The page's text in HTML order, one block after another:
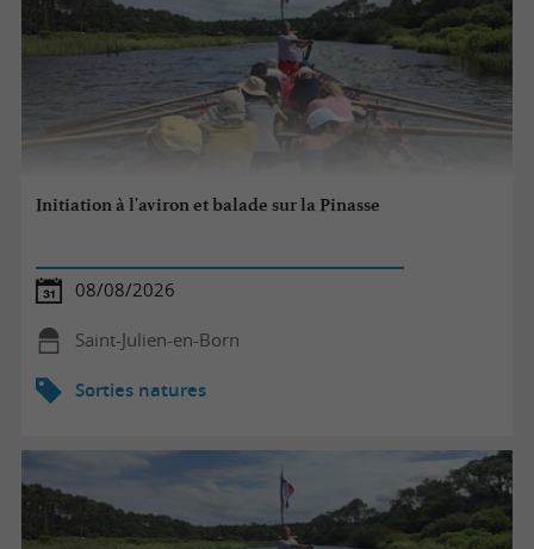
Initiation à l'aviron et balade sur la Pinasse
08/08/2026
Saint-Julien-en-Born
Sorties natures